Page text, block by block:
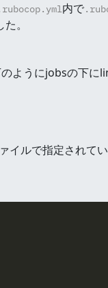
内で
。
ようにjobsの下に
イルで指定されて